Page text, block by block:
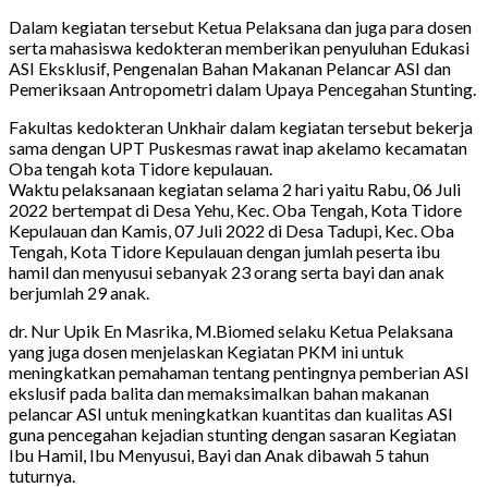
Dalam kegiatan tersebut Ketua Pelaksana dan juga para dosen
serta mahasiswa kedokteran memberikan penyuluhan Edukasi
ASI Eksklusif, Pengenalan Bahan Makanan Pelancar ASI dan
Pemeriksaan Antropometri dalam Upaya Pencegahan Stunting.
Fakultas kedokteran Unkhair dalam kegiatan tersebut bekerja
sama dengan UPT Puskesmas rawat inap akelamo kecamatan
Oba tengah kota Tidore kepulauan.
Waktu pelaksanaan kegiatan selama 2 hari yaitu Rabu, 06 Juli
2022 bertempat di Desa Yehu, Kec. Oba Tengah, Kota Tidore
Kepulauan dan Kamis, 07 Juli 2022 di Desa Tadupi, Kec. Oba
Tengah, Kota Tidore Kepulauan dengan jumlah peserta ibu
hamil dan menyusui sebanyak 23 orang serta bayi dan anak
berjumlah 29 anak.
dr. Nur Upik En Masrika, M.Biomed selaku Ketua Pelaksana
yang juga dosen menjelaskan Kegiatan PKM ini untuk
meningkatkan pemahaman tentang pentingnya pemberian ASI
ekslusif pada balita dan memaksimalkan bahan makanan
pelancar ASI untuk meningkatkan kuantitas dan kualitas ASI
guna pencegahan kejadian stunting dengan sasaran Kegiatan
Ibu Hamil, Ibu Menyusui, Bayi dan Anak dibawah 5 tahun
tuturnya.